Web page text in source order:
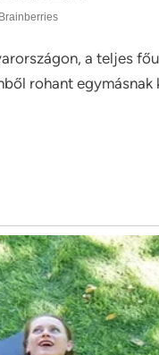
a teljes
rohant